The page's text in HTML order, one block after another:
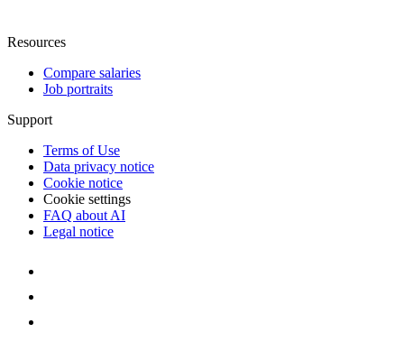
Resources
Compare salaries
Job portraits
Support
Terms of Use
Data privacy notice
Cookie notice
Cookie settings
FAQ about AI
Legal notice